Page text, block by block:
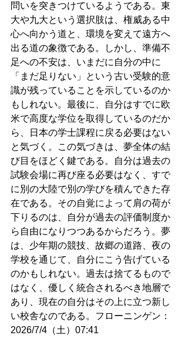
問いを突きつけているようである。東
大や九大という選択肢は、権威ある中
心へ向かう道と、環境を変えて遠方へ
出る道の象徴である。しかし、準備不
足への不安は、いまだに自分の中に
「まだ足りない」という古い受験的意
識が残っていることを示しているのか
もしれない。最後に、自分はすでに欧
米で高度な学位を取得しているのだか
ら、日本の学士課程に戻る必要はない
と気づく。この気づきは、夢全体の結
び目をほどく鍵である。自分は過去の
試験会場に再び座る必要はなく、すで
に別の大陸で別の学びを積んできた存
在である。その自覚によって肩の荷が
下りるのは、自分が過去の評価制度か
ら自由になりつつあるからだろう。夢
は、少年期の競技、故郷の道路、夜の
学校を通じて、自分にこう告げている
のかもしれない。過去は捨てるもので
はなく、優しく統合されるべき地層で
あり、現在の自分はその上に立つ新し
い校舎なのである。フローニンゲン：
2026/7/4（土）07:41